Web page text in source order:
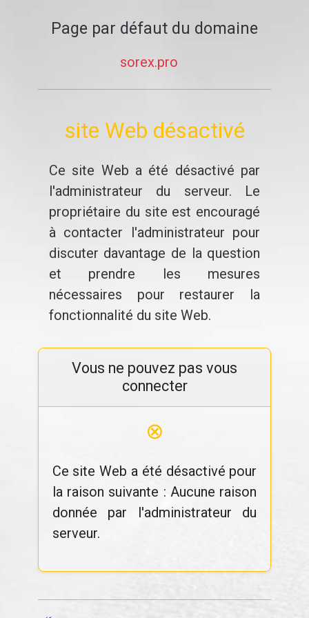
Page par défaut du domaine
sorex.pro
site Web désactivé
Ce site Web a été désactivé par
l'administrateur du serveur. Le
propriétaire du site est encouragé
à contacter l'administrateur pour
discuter davantage de la question
et prendre les mesures
nécessaires pour restaurer la
fonctionnalité du site Web.
Vous ne pouvez pas vous
connecter
⊗
Ce site Web a été désactivé pour
la raison suivante : Aucune raison
donnée par l'administrateur du
serveur.